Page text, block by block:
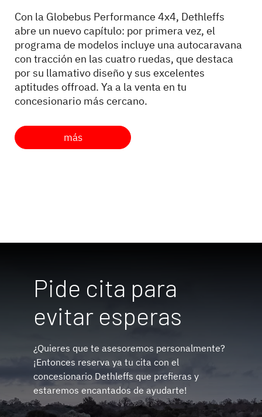
Con la Globebus Performance 4x4, Dethleffs
abre un nuevo capítulo: por primera vez, el
programa de modelos incluye una autocaravana
con tracción en las cuatro ruedas, que destaca
por su llamativo diseño y sus excelentes
aptitudes offroad. Ya a la venta en tu
concesionario más cercano.
más
Pide cita para
evitar esperas
¿Quieres que te asesoremos personalmente?
¡Entonces reserva ya tu cita con el
concesionario Dethleffs que prefieras y
estaremos encantados de ayudarte!